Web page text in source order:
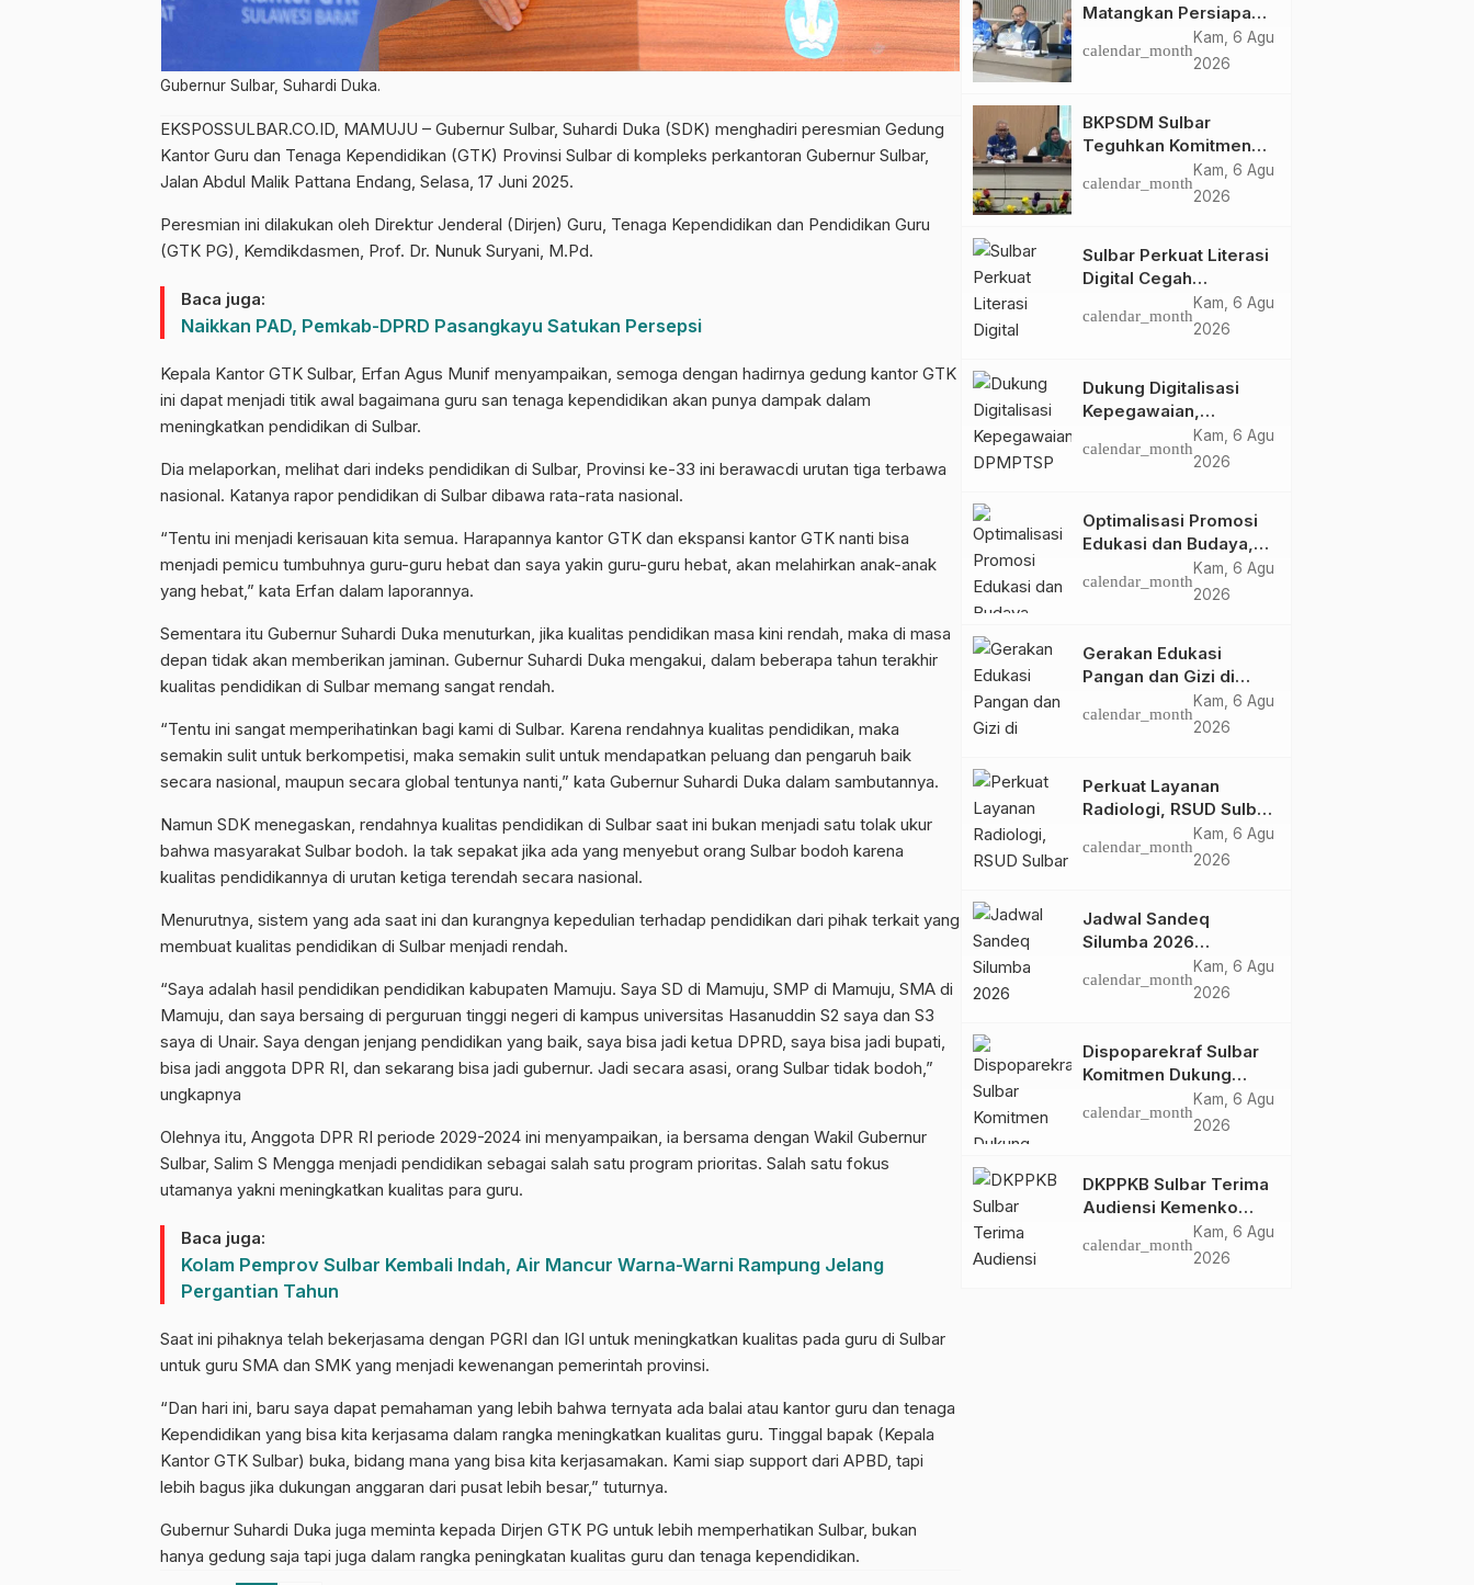
Gubernur Sulbar, Suhardi Duka.
EKSPOSSULBAR.CO.ID, MAMUJU – Gubernur Sulbar, Suhardi Duka (SDK) menghadiri peresmian Gedung
Kantor Guru dan Tenaga Kependidikan (GTK) Provinsi Sulbar di kompleks perkantoran Gubernur Sulbar,
Jalan Abdul Malik Pattana Endang, Selasa, 17 Juni 2025.
Peresmian ini dilakukan oleh Direktur Jenderal (Dirjen) Guru, Tenaga Kependidikan dan Pendidikan Guru
(GTK PG), Kemdikdasmen, Prof. Dr. Nunuk Suryani, M.Pd.
Baca juga:
Naikkan PAD, Pemkab-DPRD Pasangkayu Satukan Persepsi
Kepala Kantor GTK Sulbar, Erfan Agus Munif menyampaikan, semoga dengan hadirnya gedung kantor GTK
ini dapat menjadi titik awal bagaimana guru san tenaga kependidikan akan punya dampak dalam
meningkatkan pendidikan di Sulbar.
Dia melaporkan, melihat dari indeks pendidikan di Sulbar, Provinsi ke-33 ini berawacdi urutan tiga terbawa
nasional. Katanya rapor pendidikan di Sulbar dibawa rata-rata nasional.
“Tentu ini menjadi kerisauan kita semua. Harapannya kantor GTK dan ekspansi kantor GTK nanti bisa
menjadi pemicu tumbuhnya guru-guru hebat dan saya yakin guru-guru hebat, akan melahirkan anak-anak
yang hebat,” kata Erfan dalam laporannya.
Sementara itu Gubernur Suhardi Duka menuturkan, jika kualitas pendidikan masa kini rendah, maka di masa
depan tidak akan memberikan jaminan. Gubernur Suhardi Duka mengakui, dalam beberapa tahun terakhir
kualitas pendidikan di Sulbar memang sangat rendah.
“Tentu ini sangat memperihatinkan bagi kami di Sulbar. Karena rendahnya kualitas pendidikan, maka
semakin sulit untuk berkompetisi, maka semakin sulit untuk mendapatkan peluang dan pengaruh baik
secara nasional, maupun secara global tentunya nanti,” kata Gubernur Suhardi Duka dalam sambutannya.
Namun SDK menegaskan, rendahnya kualitas pendidikan di Sulbar saat ini bukan menjadi satu tolak ukur
bahwa masyarakat Sulbar bodoh. Ia tak sepakat jika ada yang menyebut orang Sulbar bodoh karena
kualitas pendidikannya di urutan ketiga terendah secara nasional.
Menurutnya, sistem yang ada saat ini dan kurangnya kepedulian terhadap pendidikan dari pihak terkait yang
membuat kualitas pendidikan di Sulbar menjadi rendah.
“Saya adalah hasil pendidikan pendidikan kabupaten Mamuju. Saya SD di Mamuju, SMP di Mamuju, SMA di
Mamuju, dan saya bersaing di perguruan tinggi negeri di kampus universitas Hasanuddin S2 saya dan S3
saya di Unair. Saya dengan jenjang pendidikan yang baik, saya bisa jadi ketua DPRD, saya bisa jadi bupati,
bisa jadi anggota DPR RI, dan sekarang bisa jadi gubernur. Jadi secara asasi, orang Sulbar tidak bodoh,”
ungkapnya
Olehnya itu, Anggota DPR RI periode 2029-2024 ini menyampaikan, ia bersama dengan Wakil Gubernur
Sulbar, Salim S Mengga menjadi pendidikan sebagai salah satu program prioritas. Salah satu fokus
utamanya yakni meningkatkan kualitas para guru.
Baca juga:
Kolam Pemprov Sulbar Kembali Indah, Air Mancur Warna-Warni Rampung Jelang
Pergantian Tahun
Saat ini pihaknya telah bekerjasama dengan PGRI dan IGI untuk meningkatkan kualitas pada guru di Sulbar
untuk guru SMA dan SMK yang menjadi kewenangan pemerintah provinsi.
“Dan hari ini, baru saya dapat pemahaman yang lebih bahwa ternyata ada balai atau kantor guru dan tenaga
Kependidikan yang bisa kita kerjasama dalam rangka meningkatkan kualitas guru. Tinggal bapak (Kepala
Kantor GTK Sulbar) buka, bidang mana yang bisa kita kerjasamakan. Kami siap support dari APBD, tapi
lebih bagus jika dukungan anggaran dari pusat lebih besar,” tuturnya.
Gubernur Suhardi Duka juga meminta kepada Dirjen GTK PG untuk lebih memperhatikan Sulbar, bukan
hanya gedung saja tapi juga dalam rangka peningkatan kualitas guru dan tenaga kependidikan.
Matangkan Persiapan
HUT Ke-81 RI, Puncak
Upacara di Lapangan
calendar_month
Kam, 6 Agu
2026
BKPSDM Sulbar
Teguhkan Komitmen
Pengembangan
Kompetensi ASN
Perjanjian Tugas
Belajar 2026
calendar_month
Kam, 6 Agu
2026
Sulbar Perkuat Literasi
Digital Cegah
Kejahatan Love
Scamming
calendar_month
Kam, 6 Agu
2026
Dukung Digitalisasi
Kepegawaian,
DPMPTSP Sulbar Siap
Terapkan Aplikasi
calendar_month
Kam, 6 Agu
2026
Optimalisasi Promosi
Edukasi dan Budaya,
Anjungan Provinsi
Sulawesi Barat Perkuat
TMII
calendar_month
Kam, 6 Agu
2026
Gerakan Edukasi
Pangan dan Gizi di
Mamasa: Tingkatkan
Pengetahuan dan
calendar_month
Kam, 6 Agu
2026
Perkuat Layanan
Radiologi, RSUD Sulbar
Sambut Kembali dr. Iis
Imelda, Sp.Rad
calendar_month
Kam, 6 Agu
2026
Jadwal Sandeq
Silumba 2026
Dispoparekraf Sulbar
calendar_month
Kam, 6 Agu
2026
Dispoparekraf Sulbar
Komitmen Dukung
Penyusunan RAD
TPB/SDGs Sulawesi
calendar_month
Kam, 6 Agu
2026
DKPPKB Sulbar Terima
Audiensi Kemenko
Kumham Imipas RI,
Perkuat Pelayanan
calendar_month
Kam, 6 Agu
2026